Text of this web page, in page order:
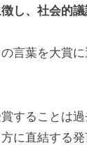
徴し、社会的
言葉を大賞
することは
に直結する